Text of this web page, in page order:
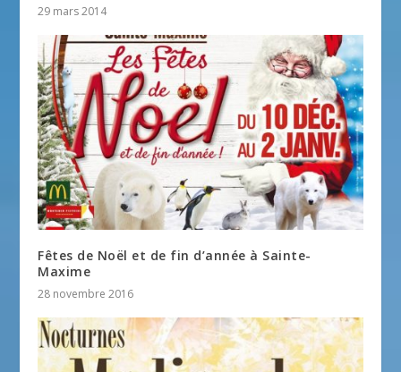
29 mars 2014
Fêtes de Noël et de fin d’année à Sainte-
Maxime
28 novembre 2016